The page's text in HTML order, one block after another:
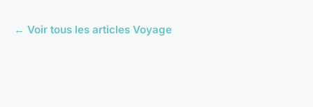
← Voir tous les articles Voyage